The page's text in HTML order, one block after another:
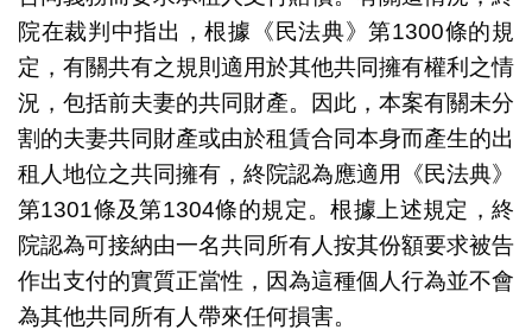
院在裁判中指出，根據《民法典》第1300條的規
定，有關共有之規則適用於其他共同擁有權利之情
況，包括前夫妻的共同財產。因此，本案有關未分
割的夫妻共同財產或由於租賃合同本身而產生的出
租人地位之共同擁有，終院認為應適用《民法典》
第1301條及第1304條的規定。根據上述規定，終
院認為可接納由一名共同所有人按其份額要求被告
作出支付的實質正當性，因為這種個人行為並不會
為其他共同所有人帶來任何損害。